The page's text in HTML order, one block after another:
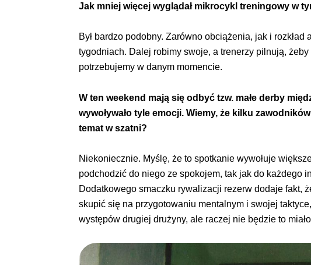
Jak mniej więcej wyglądał mikrocykl treningowy w
Był bardzo podobny. Zarówno obciążenia, jak i
tygodniach. Dalej robimy swoje, a trenerzy pilnują,
potrzebujemy w danym momencie.
W ten weekend mają się odbyć tzw. małe derby
wywoływało tyle emocji. Wiemy, że kilku
temat w szatni?
Niekoniecznie. Myślę, że to spotkanie wywołuje
podchodzić do niego ze spokojem, tak jak do każdego
Dodatkowego smaczku rywalizacji rezerw dodaje fakt,
skupić się na przygotowaniu mentalnym i swojej
występów drugiej drużyny, ale raczej nie będzie to